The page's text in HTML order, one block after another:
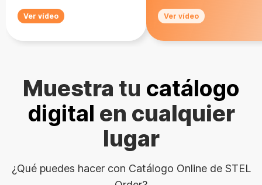
Ver vídeo Ver vídeo
Muestra tu catálogo
digital en cualquier
lugar
¿Qué puedes hacer con Catálogo Online de STEL